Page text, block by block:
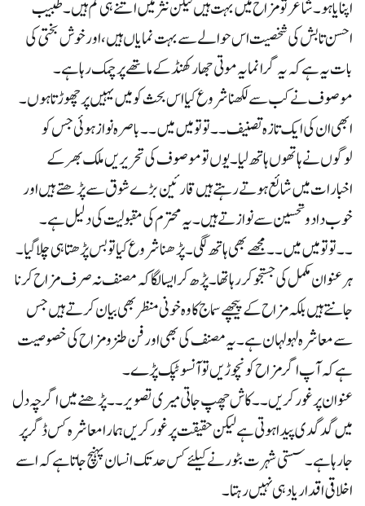
اپنایا ہو ۔ شاعر تو مزاح میں بہت ہیں لیکن نثر میں اتنے ہی کم ہیں ۔ طبیب
احسن تابش کی شخصیت اس حوالے سے بہت نمایاں ہیں ، اور خوش بختی کی
بات یہ ہے کہ یہ گرانمایہ موتی جھارکھنڈ کے ماتھے پر چمک رہا ہے ۔
موصوف نے کب سے لکھنا شروع کیا اس بحث کو میں یہیں پر چھوڑتا ہوں ۔
ابھی ان کی ایک تازہ تصنیف ۔۔ تو تو میں میں ۔۔ باصرہ نواز ہوئی جس کو
لوگوں نے ہاتھوں ہاتھ لیا ۔ یوں تو موصوف کی تحریریں ملک بھر کے
اخبارات میں شائع ہوتے رہتے ہیں قارئین بڑے شوق سے پڑھتے ہیں اور
خوب داد و تحسین سے نوازتے ہیں ۔ یہ محترم کی مقبولیت کی دلیل ہے ۔
۔۔ تو تو میں میں ۔۔ مجھے بھی ہاتھ لگی ۔ پڑھنا شروع کیا تو بس پڑھتا ہی چلا گیا ۔
ہر عنوان مکمل کی جستجو کررہا تھا ۔ پڑھ کر ایسا لگا کہ مصنف نہ صرف مزاح کرنا
جانتے ہیں بلکہ مزاح کے پیچھے سماج کا وہ خونی منظر بھی بیان کرتے ہیں جس
سے معاشرہ لہو لہان ہے ۔ یہ مصنف کی بھی اور فن طنز و مزاح کی خصوصیت
ہے کہ آپ اگر مزاح کو نچوڑیں تو آنسو ٹپک پڑے ۔
عنوان پر غور کریں ۔۔ کاش چھپ جاتی میری تصویر ۔۔ پڑھنے میں اگر چہ دل
میں گدگدی پیدا ہوتی ہے لیکن حقیقت پر غور کریں ہمارا معاشرہ کس ڈگر پر
جا رہا ہے ۔ سستی شہرت بٹورنے کیلئے کس حد تک انسان پہنچ جاتا ہے کہ اسے
اخلاقی اقدار یاد ہی نہیں رہتا ۔